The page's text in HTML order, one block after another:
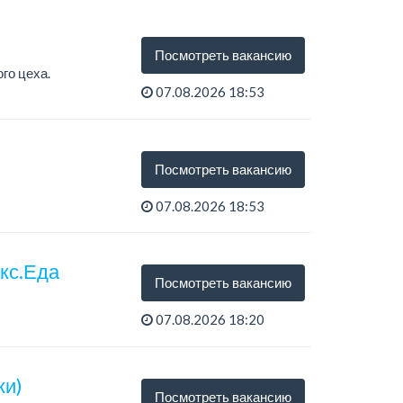
цеха.
Посмотреть вакансию
07.08.2026 18:53
Посмотреть вакансию
07.08.2026 18:53
Посмотреть вакансию
07.08.2026 18:20
Посмотреть вакансию